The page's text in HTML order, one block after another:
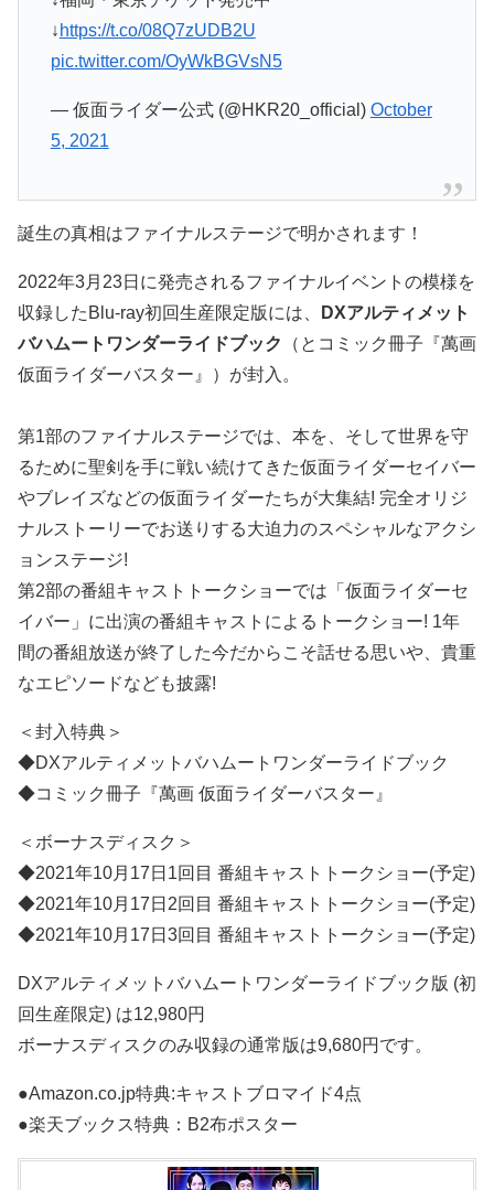
↓ https://t.co/08Q7zUDB2U
pic.twitter.com/OyWkBGVsN5
— 仮面ライダー公式 (@HKR20_official) October
5, 2021
誕生の真相はファイナルステージで明かされます！
2022年3月23日に発売されるファイナルイベントの模様を
収録したBlu-ray初回生産限定版には、
DXアルティメット
バハムートワンダーライドブック
（とコミック冊子『萬画
仮面ライダーバスター』）が封入。
第1部のファイナルステージでは、本を、そして世界を守
るために聖剣を手に戦い続けてきた仮面ライダーセイバー
やブレイズなどの仮面ライダーたちが大集結! 完全オリジ
ナルストーリーでお送りする大迫力のスペシャルなアクシ
ョンステージ!
第2部の番組キャストトークショーでは「仮面ライダーセ
イバー」に出演の番組キャストによるトークショー! 1年
間の番組放送が終了した今だからこそ話せる思いや、貴重
なエピソードなども披露!
＜封入特典＞
◆DXアルティメットバハムートワンダーライドブック
◆コミック冊子『萬画 仮面ライダーバスター』
＜ボーナスディスク＞
◆2021年10月17日1回目 番組キャストトークショー(予定)
◆2021年10月17日2回目 番組キャストトークショー(予定)
◆2021年10月17日3回目 番組キャストトークショー(予定)
DXアルティメットバハムートワンダーライドブック版 (初
回生産限定) は12,980円
ボーナスディスクのみ収録の通常版は9,680円です。
●Amazon.co.jp特典:キャストブロマイド4点
●楽天ブックス特典：B2布ポスター